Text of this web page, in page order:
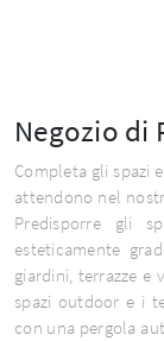
Negozio di
Completa gli spazi
attendono nel
Predisporre gli
esteticamente
giardini, terrazze e
spazi outdoor e i
con una pergola